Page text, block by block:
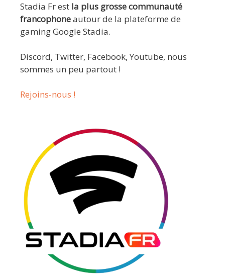
Stadia Fr est la plus grosse communauté
francophoneautour de la plateforme de
gaming Google Stadia.
Discord, Twitter, Facebook, Youtube, nous
sommes un peu partout !
Rejoins-nous !